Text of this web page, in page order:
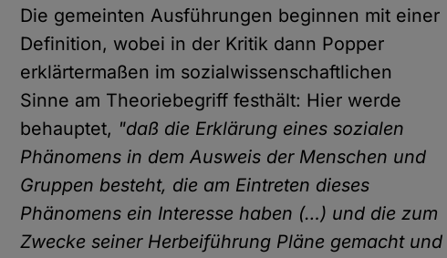
Die gemeinten Ausführungen beginnen mit einer
Definition, wobei in der Kritik dann Popper
erklärtermaßen im sozialwissenschaftlichen
Sinne am Theoriebegriff festhält: Hier werde
behauptet, "daß die Erklärung eines sozialen
Phänomens in dem Ausweis der Menschen und
Gruppen besteht, die am Eintreten dieses
Phänomens ein Interesse haben (…) und die zum
Zwecke seiner Herbeiführung Pläne gemacht und